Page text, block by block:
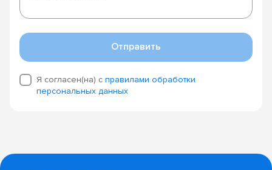
Отправить
Я согласен(на) с правилами обработки
персональных данных